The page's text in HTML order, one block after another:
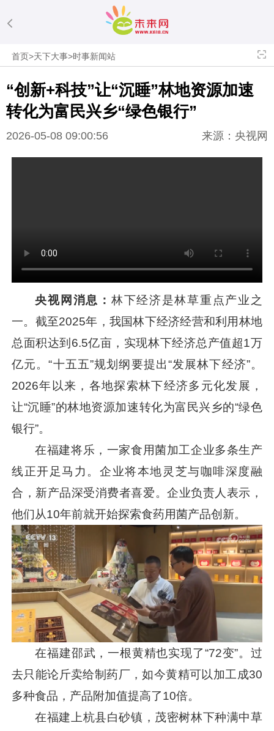
首页>天下大事>时事新闻站
“创新+科技”让“沉睡”林地资源加速
转化为富民兴乡“绿色银行”
2026-05-08 09:00:56 来源：央视网
央视网消息： 林下经济是林草重点产业之
一。截至2025年，我国林下经济经营和利用林地
总面积达到6.5亿亩，实现林下经济总产值超1万
亿元。“十五五”规划纲要提出“发展林下经济”。
2026年以来，各地探索林下经济多元化发展，
让“沉睡”的林地资源加速转化为富民兴乡的“绿色
银行”。
在福建将乐，一家食用菌加工企业多条生产
线正开足马力。企业将本地灵芝与咖啡深度融
合，新产品深受消费者喜爱。企业负责人表示，
他们从10年前就开始探索食药用菌产品创新。
在福建邵武，一根黄精也实现了“72变”。过
去只能论斤卖给制药厂，如今黄精可以加工成30
多种食品，产品附加值提高了10倍。
在福建上杭县白砂镇，茂密树林下种满中草